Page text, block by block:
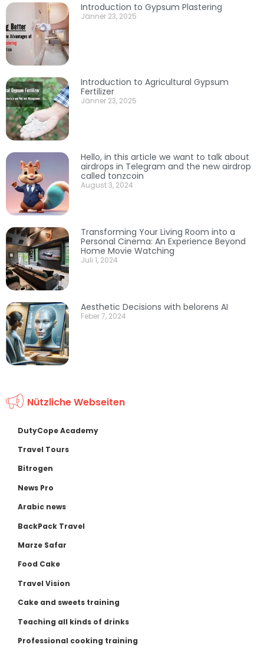
Introduction to Gypsum Plastering
Jänner 23, 2025
Introduction to Agricultural Gypsum
Fertilizer
Jänner 23, 2025
Hello, in this article we want to talk about
airdrops in Telegram and the new airdrop
called tonzcoin
August 3, 2024
Transforming Your Living Room into a
Personal Cinema: An Experience Beyond
Home Movie Watching
Juli 1, 2024
Aesthetic Decisions with belorens AI
Feber 7, 2024
Nützliche Webseiten
DutyCope Academy
Travel Tours
Bitrogen
News Pro
Arabic news
BackPack Travel
Marze Safar
Food Cake
Travel Vision
Cake and sweets training
Teaching all kinds of drinks
Professional cooking training